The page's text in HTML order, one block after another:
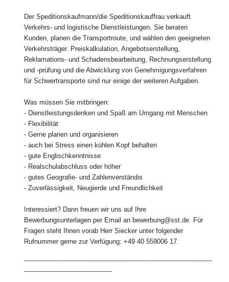
Der Speditionskaufmann/die Speditionskauffrau verkauft
Verkehrs- und logistische Dienstleistungen. Sie beraten
Kunden, planen die Transportroute, und wählen den geeigneten
Verkehrsträger. Preiskalkulation, Angebotserstellung,
Reklamations- und Schadensbearbeitung, Rechnungserstellung
und -prüfung und die Abwicklung von Genehmigungsverfahren
für Schwertransporte sind nur einige der weiteren Aufgaben.
Was müssen Sie mitbringen:
- Dienstleistungsdenken und Spaß am Umgang mit Menschen
- Flexibilität
- Gerne planen und organisieren
- auch bei Stress einen kühlen Kopf behalten
- gute Englischkenntnisse
- Realschulabschluss oder höher
- gutes Geografie- und Zahlenverständis
- Zuverlässigkeit, Neugierde und Freundlichkeit
Interessiert? Dann freuen wir uns auf Ihre
Bewerbungsunterlagen per Email an bewerbung@sst.de. Für
Fragen steht Ihnen vorab Herr Siecker unter folgender
Rufnummer gerne zur Verfügung: +49 40 559006 17.
--------------------------------------------------------------------------------------------
-------------------------------------------